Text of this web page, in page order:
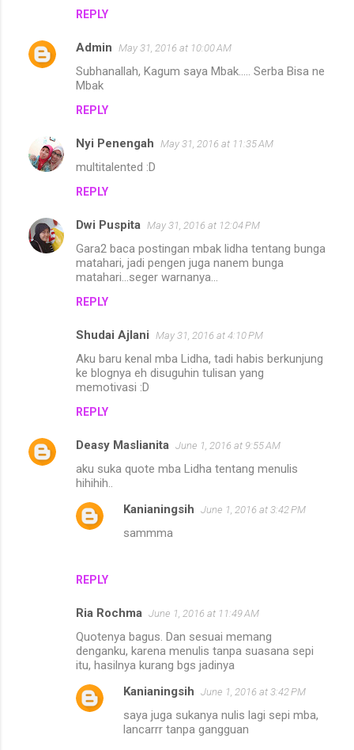
REPLY
Admin May 31, 2016 at 10:00 AM
Subhanallah, Kagum saya Mbak..... Serba Bisa ne
Mbak
REPLY
Nyi Penengah May 31, 2016 at 11:35 AM
multitalented :D
REPLY
Dwi Puspita May 31, 2016 at 12:04 PM
Gara2 baca postingan mbak lidha tentang bunga
matahari, jadi pengen juga nanem bunga
matahari...seger warnanya...
REPLY
Shudai Ajlani May 31, 2016 at 4:10 PM
Aku baru kenal mba Lidha, tadi habis berkunjung
ke blognya eh disuguhin tulisan yang
memotivasi :D
REPLY
Deasy Maslianita June 1, 2016 at 9:55 AM
aku suka quote mba Lidha tentang menulis
hihihih..
REPLY
Kanianingsih June 1, 2016 at 3:42 PM
sammma
Ria Rochma June 1, 2016 at 11:49 AM
Quotenya bagus. Dan sesuai memang
denganku, karena menulis tanpa suasana sepi
itu, hasilnya kurang bgs jadinya
Kanianingsih June 1, 2016 at 3:42 PM
saya juga sukanya nulis lagi sepi mba,
lancarrr tanpa gangguan